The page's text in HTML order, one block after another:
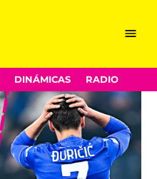
Menu
DINÁMICAS RADIO